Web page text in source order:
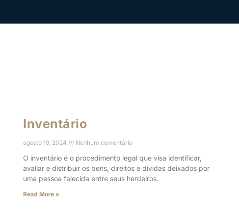
Inventário
agosto 19, 2024 Nenhum comentário
O inventário é o procedimento legal que visa identificar,
avaliar e distribuir os bens, direitos e dívidas deixados por
uma pessoa falecida entre seus herdeiros.
Read More »